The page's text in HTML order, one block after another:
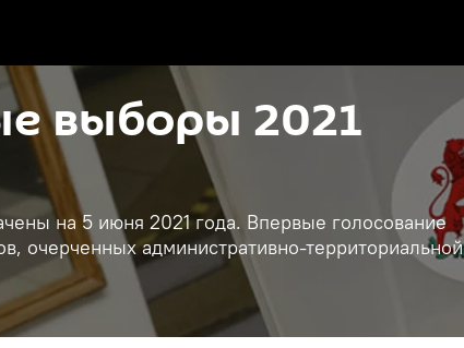
выборы 2021
на 5 июня 2021 года. Впервые голосование
очерченных административно-территориальной